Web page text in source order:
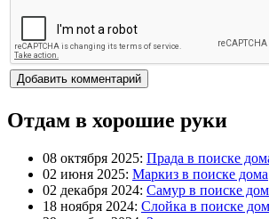
Отдам в хорошие руки
08 октября 2025: Прада в поиске
02 июня 2025: Маркиз в поиске дома
02 декабря 2024: Самур в поиске
18 ноября 2024: Слойка в поиске